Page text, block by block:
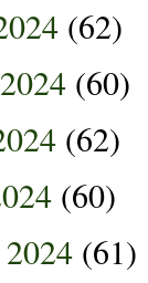
(62)
(60)
(62)
(60)
(61)